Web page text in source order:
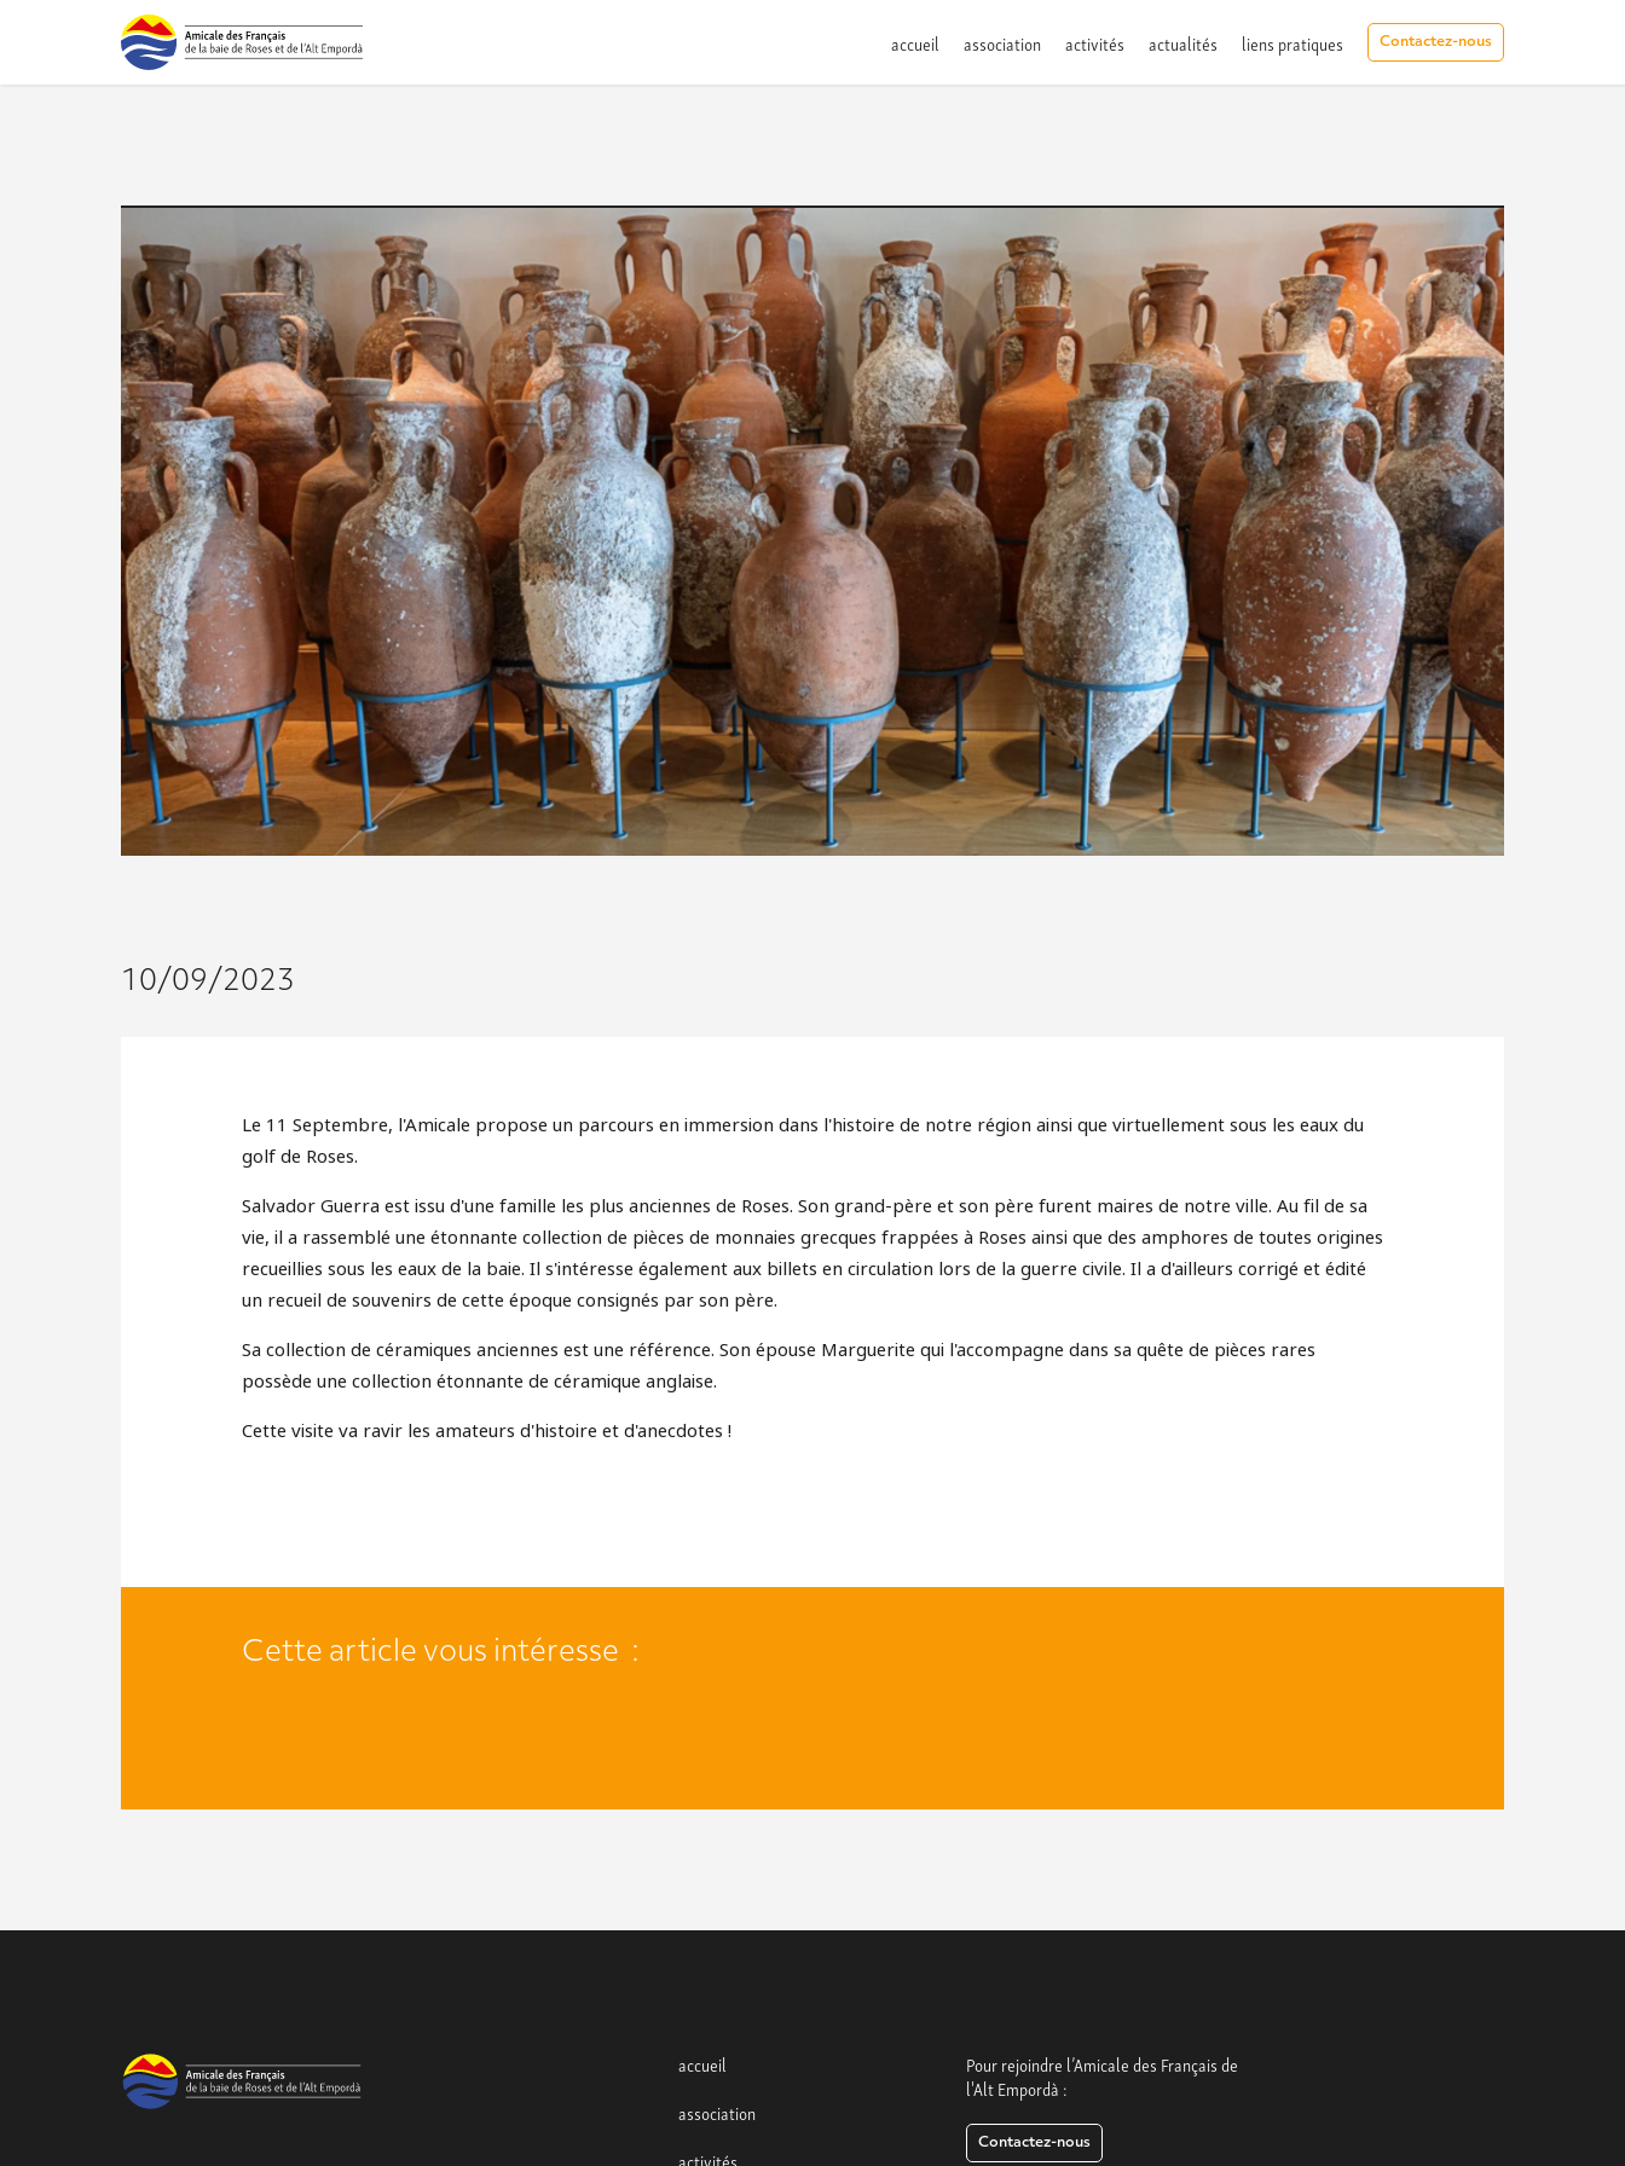
accueil association activités actualités liens pratiques Contactez-nous
10/09/2023
Le 11 Septembre, l'Amicale propose un parcours en immersion dans l'histoire de notre région ainsi que virtuellement sous les eaux du
golf de Roses.
Salvador Guerra est issu d'une famille les plus anciennes de Roses. Son grand-père et son père furent maires de notre ville. Au fil de sa
vie, il a rassemblé une étonnante collection de pièces de monnaies grecques frappées à Roses ainsi que des amphores de toutes origines
recueillies sous les eaux de la baie. Il s'intéresse également aux billets en circulation lors de la guerre civile. Il a d'ailleurs corrigé et édité
un recueil de souvenirs de cette époque consignés par son père.
Sa collection de céramiques anciennes est une référence. Son épouse Marguerite qui l'accompagne dans sa quête de pièces rares
possède une collection étonnante de céramique anglaise.
Cette visite va ravir les amateurs d'histoire et d'anecdotes !
Cette article vous intéresse :
accueil
association
activités
Pour rejoindre l’Amicale des Français de
l'Alt Empordà :
Contactez-nous